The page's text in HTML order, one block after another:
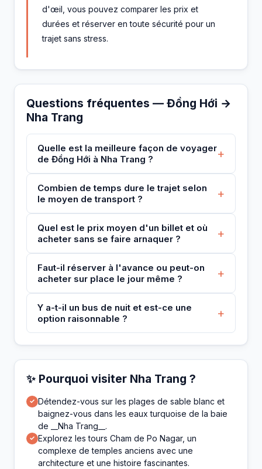
d'œil, vous pouvez comparer les prix et
durées et réserver en toute sécurité pour un
trajet sans stress.
Questions fréquentes — Đồng Hới →
Nha Trang
Quelle est la meilleure façon de voyager
de Đồng Hới à Nha Trang ?
+
Combien de temps dure le trajet selon
le moyen de transport ?
+
Quel est le prix moyen d'un billet et où
acheter sans se faire arnaquer ?
+
Faut-il réserver à l'avance ou peut-on
acheter sur place le jour même ?
+
Y a-t-il un bus de nuit et est-ce une
option raisonnable ?
+
✨ Pourquoi visiter Nha Trang ?
✓ Détendez-vous sur les plages de sable blanc et
baignez-vous dans les eaux turquoise de la baie
de __Nha Trang__.
✓ Explorez les tours Cham de Po Nagar, un
complexe de temples anciens avec une
architecture et une histoire fascinantes.